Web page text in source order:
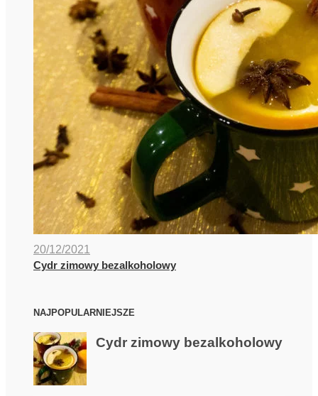
20/12/2021
Cydr zimowy bezalkoholowy
NAJPOPULARNIEJSZE